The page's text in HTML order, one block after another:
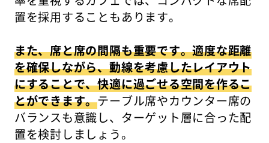
置を採用することもあります。
また、席と席の間隔も重要です。適度な距離
を確保しながら、動線を考慮したレイアウト
にすることで、快適に過ごせる空間を作るこ
とができます。テーブル席やカウンター席の
バランスも意識し、ターゲット層に合った配
置を検討しましょう。